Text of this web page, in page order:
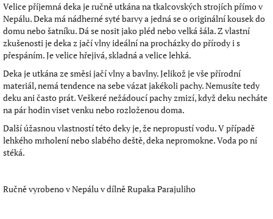
Velice příjemná deka je ručně utkána na tkalcovských strojích přímo v
Nepálu. Deka má nádherné syté barvy a jedná se o originální kousek do
domu nebo šatníku. Dá se nosit jako pléd nebo velká šála. Z vlastní
zkušenosti je deka z jačí vlny ideální na procházky do přírody i s
přespáním. Je velice hřejivá, skladná a velice lehká.
Deka je utkána ze směsi jačí vlny a bavlny. Jelikož je vše přírodní
materiál, nemá tendence na sebe vázat jakékoli pachy. Nemusíte tedy
deku ani často prát. Veškeré nežádoucí pachy zmizí, když deku necháte
na pár hodin viset venku nebo rozloženou doma.
Další úžasnou vlastností této deky je, že nepropustí vodu. V případě
lehkého mrholení nebo slabého deště, deka nepromokne. Voda po ní
stéká.
Ručně vyrobeno v Nepálu v dílně Rupaka Parajuliho